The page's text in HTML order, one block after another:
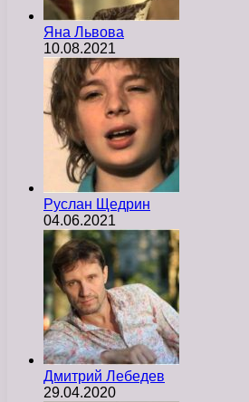
Яна Львова
10.08.2021
Руслан Щедрин
04.06.2021
Дмитрий Лебедев
29.04.2020